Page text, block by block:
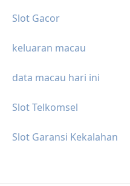
Slot Gacor
keluaran macau
data macau hari ini
Slot Telkomsel
Slot Garansi Kekalahan